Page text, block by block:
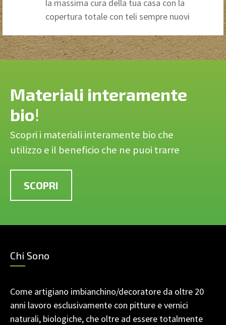
la massima cura della tua casa con la
copertura totale con teli sempre nuovi
Materiali interamente
bio!
Scopri i materiali interamente bio che
utilizzo e il beneficio che ne puoi trarre
SCOPRI
Chi Sono
Come artigiano imbianchino/decoratore da oltre 20
anni lavoro esclusivamente con pitture e vernici
naturali, biologiche, che oltre ad essere totalmente